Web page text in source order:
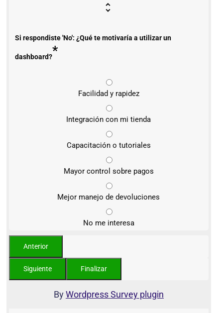
Si respondiste 'No': ¿Qué te motivaría a utilizar un
dashboard?*
Facilidad y rapidez
Integración con mi tienda
Capacitación o tutoriales
Mayor control sobre pagos
Mejor manejo de devoluciones
No me interesa
ByWordpress Survey plugin